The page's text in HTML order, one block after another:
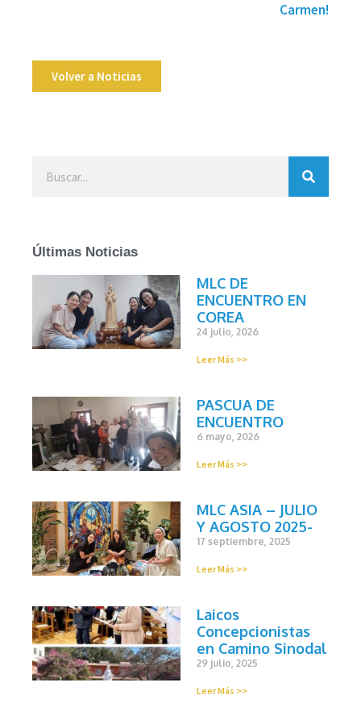
Carmen!
Volver a Noticias
Últimas Noticias
MLC DE
ENCUENTRO EN
COREA
24 julio, 2026
Leer Más >>
PASCUA DE
ENCUENTRO
6 mayo, 2026
Leer Más >>
MLC ASIA – JULIO
Y AGOSTO 2025-
17 septiembre, 2025
Leer Más >>
Laicos
Concepcionistas
en Camino Sinodal
29 julio, 2025
Leer Más >>